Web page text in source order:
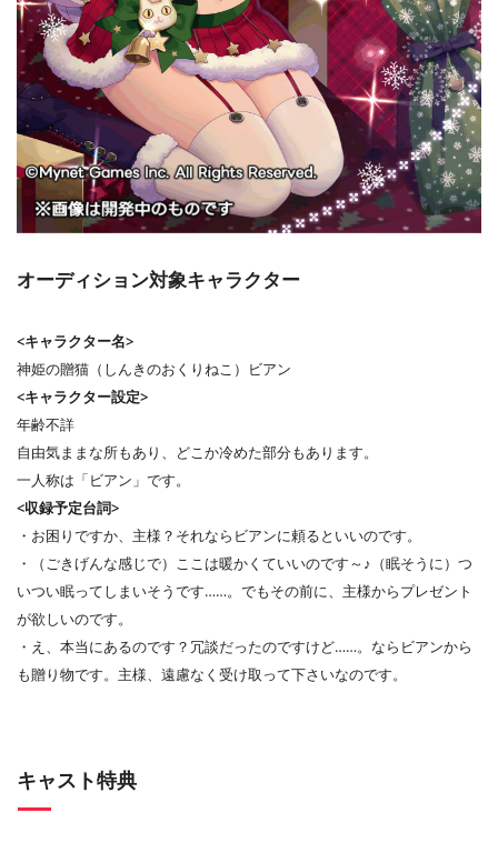
オーディション対象キャラクター
<キャラクター名>
神姫の贈猫（しんきのおくりねこ）ビアン
<キャラクター設定>
年齢不詳
自由気ままな所もあり、どこか冷めた部分もあります。
一人称は「ビアン」です。
<収録予定台詞>
・お困りですか、主様？それならビアンに頼るといいのです。
・（ごきげんな感じで）ここは暖かくていいのです～♪（眠そうに）つ
いつい眠ってしまいそうです……。でもその前に、主様からプレゼント
が欲しいのです。
・え、本当にあるのです？冗談だったのですけど……。ならビアンから
も贈り物です。主様、遠慮なく受け取って下さいなのです。
キャスト特典